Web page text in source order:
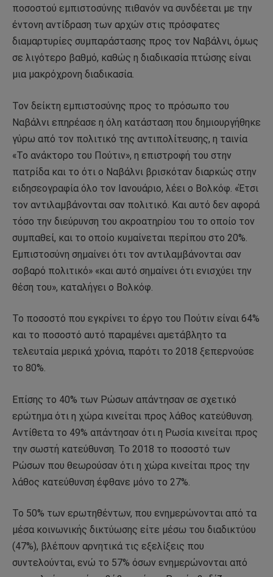
ποσοστού εμπιστοσύνης πιθανόν να συνδέεται με την
έντονη αντίδραση των αρχών στις πρόσφατες
διαμαρτυρίες συμπαράστασης προς τον Ναβάλνι, όμως
σε λιγότερο βαθμό, καθώς η διαδικασία πτώσης είναι
μια μακρόχρονη διαδικασία.
Τον δείκτη εμπιστοσύνης προς το πρόσωπο του
Ναβάλνι επηρέασε η όλη κατάσταση που δημιουργήθηκε
γύρω από τον πολιτικό της αντιπολίτευσης, η ταινία
«Το ανάκτορο του Πούτιν», η επιστροφή του στην
πατρίδα και το ότι ο Ναβάλνι βρισκόταν διαρκώς στην
ειδησεογραφία όλο τον Ιανουάριο, λέει ο Βολκόφ. «Έτσι
τον αντιλαμβάνονται σαν πολιτικό. Και αυτό δεν αφορά
τόσο την διεύρυνση του ακροατηρίου του το οποίο τον
συμπαθεί, και το οποίο κυμαίνεται περίπου στο 20%.
Εμπιστοσύνη σημαίνει ότι τον αντιλαμβάνονται σαν
σοβαρό πολιτικό» «και αυτό σημαίνει ότι ενισχύει την
θέση του», καταλήγει ο Βολκόφ.
Το ποσοστό που εγκρίνει το έργο του Πούτιν είναι 64%
και το ποσοστό αυτό παραμένει αμετάβλητο τα
τελευταία μερικά χρόνια, παρότι το 2018 ξεπερνούσε
το 80%.
Επίσης το 40% των Ρώσων απάντησαν σε σχετικό
ερώτημα ότι η χώρα κινείται προς λάθος κατεύθυνση.
Αντίθετα το 49% απάντησαν ότι η Ρωσία κινείται προς
την σωστή κατεύθυνση. Το 2018 το ποσοστό των
Ρώσων που θεωρούσαν ότι η χώρα κινείται προς την
λάθος κατεύθυνση έφθανε μόνο το 27%.
Το 50% των ερωτηθέντων, που ενημερώνονται από τα
μέσα κοινωνικής δικτύωσης είτε μέσω του διαδικτύου
(47%), βλέπουν αρνητικά τις εξελίξεις που
συντελούνται, ενώ το 57% όσων ενημερώνονται από